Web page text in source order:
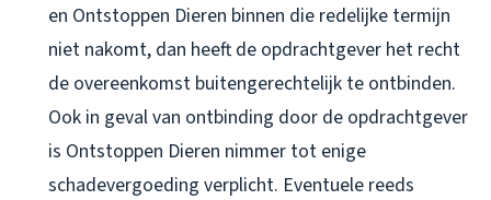
en Ontstoppen Dieren binnen die redelijke termijn
niet nakomt, dan heeft de opdrachtgever het recht
de overeenkomst buitengerechtelijk te ontbinden.
Ook in geval van ontbinding door de opdrachtgever
is Ontstoppen Dieren nimmer tot enige
schadevergoeding verplicht. Eventuele reeds